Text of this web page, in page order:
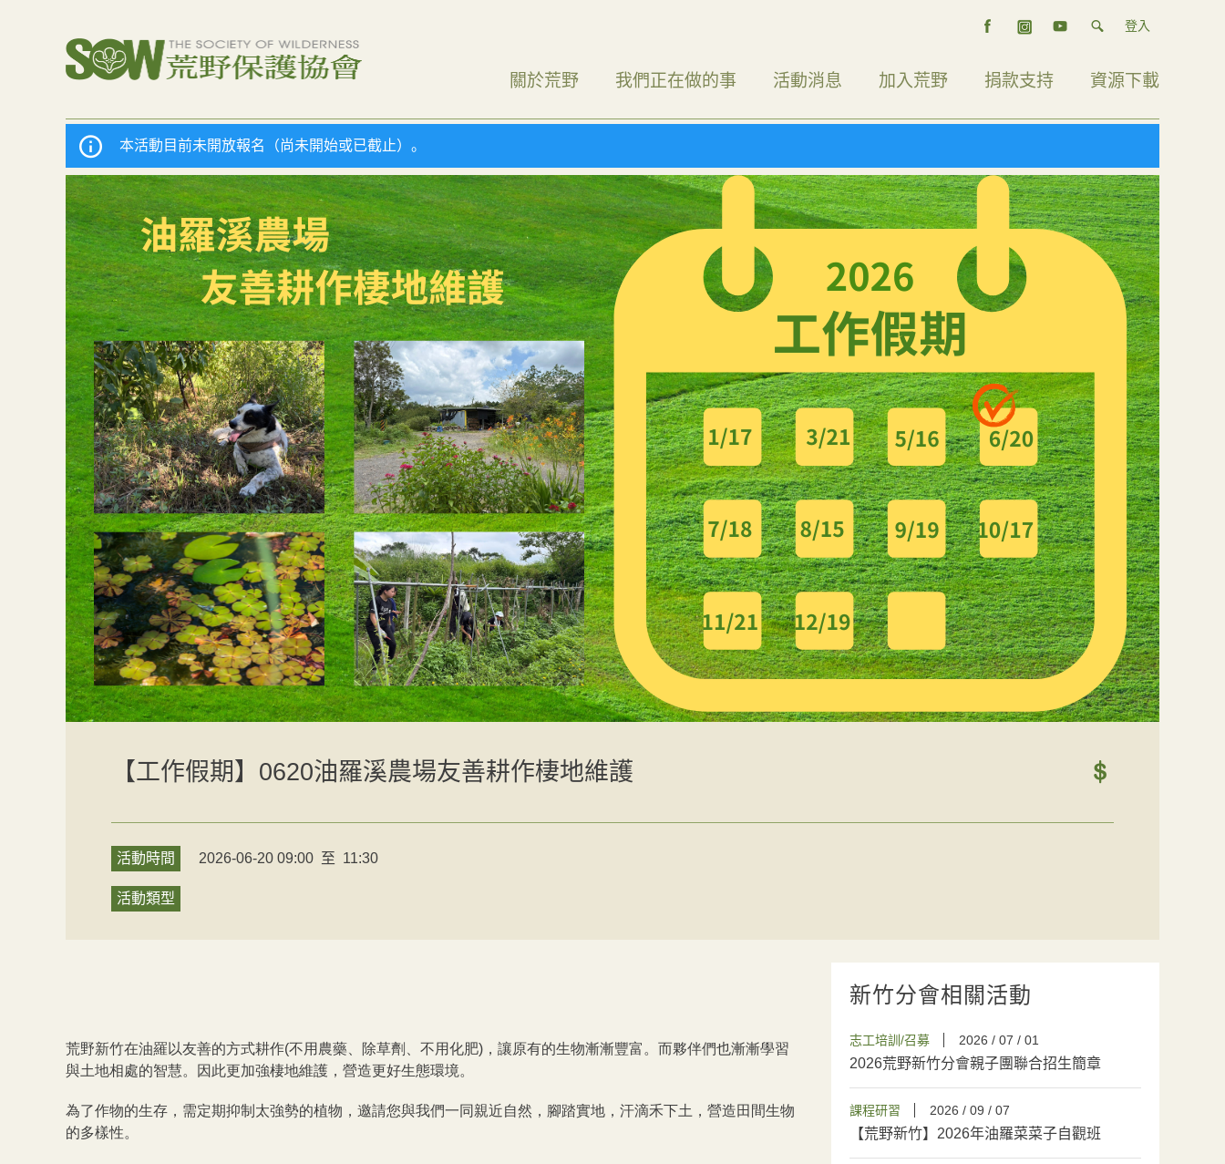
登入
關於荒野 我們正在做的事 活動消息 加入荒野 捐款支持 資源下載
本活動目前未開放報名（尚未開始或已截止）。
【工作假期】0620油羅溪農場友善耕作棲地維護
活動時間 2026-06-20 09:00 至 11:30
活動類型
荒野新竹在油羅以友善的方式耕作(不用農藥、除草劑、不用化肥)，讓原有的生物漸漸豐富。而夥伴們也漸漸學習
與土地相處的智慧。因此更加強棲地維護，營造更好生態環境。
為了作物的生存，需定期抑制太強勢的植物，邀請您與我們一同親近自然，腳踏實地，汗滴禾下土，營造田間生物
的多樣性。
新竹分會相關活動
志工培訓/召募 2026 / 07 / 01
2026荒野新竹分會親子團聯合招生簡章
課程研習 2026 / 09 / 07
【荒野新竹】2026年油羅菜菜子自觀班